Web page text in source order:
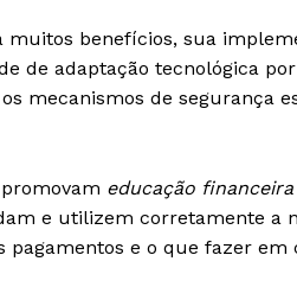
benefícios, sua
de adaptação tecnológica
mecanismos de segurança
educação financeira
e utilizem corretamente a
e o que fazer em